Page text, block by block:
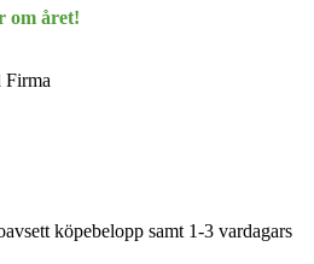
om året!
Firma
köpebelopp samt 1-3 vardagars